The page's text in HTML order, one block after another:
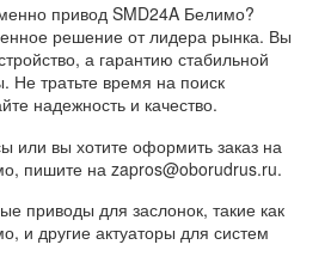
привод SMD24A Белимо?
решение от лидера рынка. Вы
а гарантию стабильной
Не тратьте время на поиск
надежность и качество.
или вы хотите оформить заказ на
пишите на zapros@oborudrus.ru.
приводы для заслонок, такие как
и другие актуаторы для систем